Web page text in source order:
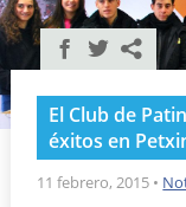
Comunicación
Valencia en deporte
Portal de Transparencia
Reservas
El Club de
éxitos en
11 febrero, 2015 •